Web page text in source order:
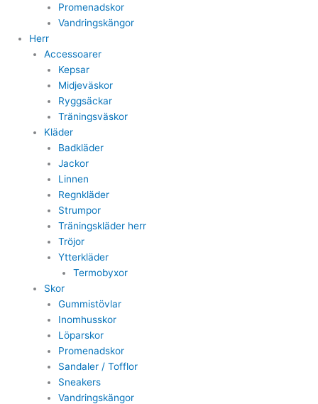
Promenadskor
Vandringskängor
Herr
Accessoarer
Kepsar
Midjeväskor
Ryggsäckar
Träningsväskor
Kläder
Badkläder
Jackor
Linnen
Regnkläder
Strumpor
Träningskläder herr
Tröjor
Ytterkläder
Termobyxor
Skor
Gummistövlar
Inomhusskor
Löparskor
Promenadskor
Sandaler / Tofflor
Sneakers
Vandringskängor